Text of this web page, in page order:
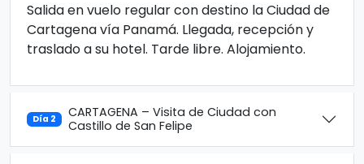
Salida en vuelo regular con destino la Ciudad de
Cartagena vía Panamá. Llegada, recepción y
traslado a su hotel. Tarde libre. Alojamiento.
Día 2
CARTAGENA – Visita de Ciudad con
Castillo de San Felipe